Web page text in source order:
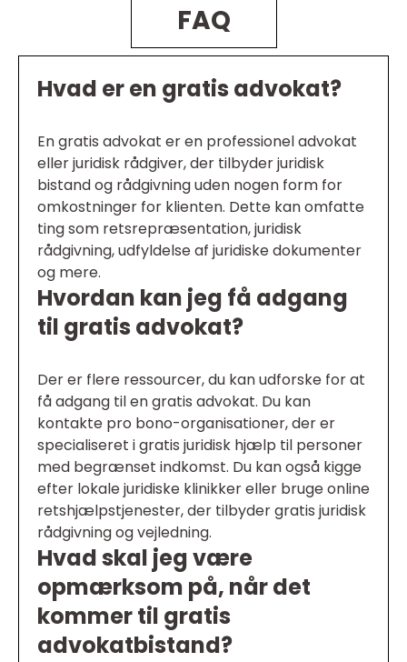
FAQ
Hvad er en gratis advokat?
En gratis advokat er en professionel advokat
eller juridisk rådgiver, der tilbyder juridisk
bistand og rådgivning uden nogen form for
omkostninger for klienten. Dette kan omfatte
ting som retsrepræsentation, juridisk
rådgivning, udfyldelse af juridiske dokumenter
og mere.
Hvordan kan jeg få adgang
til gratis advokat?
Der er flere ressourcer, du kan udforske for at
få adgang til en gratis advokat. Du kan
kontakte pro bono-organisationer, der er
specialiseret i gratis juridisk hjælp til personer
med begrænset indkomst. Du kan også kigge
efter lokale juridiske klinikker eller bruge online
retshjælpstjenester, der tilbyder gratis juridisk
rådgivning og vejledning.
Hvad skal jeg være
opmærksom på, når det
kommer til gratis
advokatbistand?